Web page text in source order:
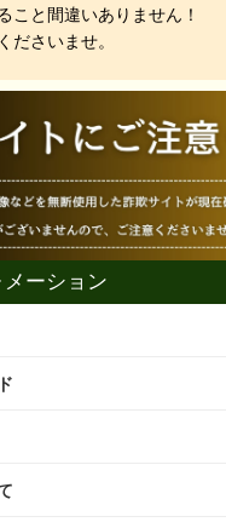
こと間違いありません！
ださいませ。
ーション